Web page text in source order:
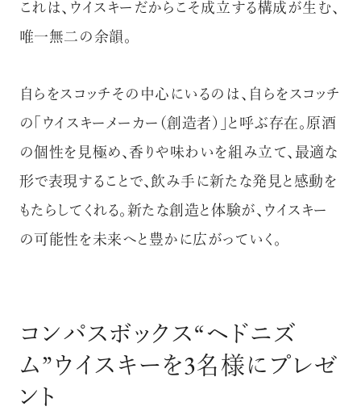
これは、ウイスキーだからこそ成立する構成が生む、
唯一無二の余韻。
自らをスコッチその中心にいるのは、自らをスコッチ
の「ウイスキーメーカー（創造者）」と呼ぶ存在。原酒
の個性を見極め、香りや味わいを組み立て、最適な
形で表現することで、飲み手に新たな発見と感動を
もたらしてくれる。新たな創造と体験が、ウイスキー
の可能性を未来へと豊かに広がっていく。
コンパスボックス“ヘドニズ
ム”ウイスキーを3名様にプレゼ
ント